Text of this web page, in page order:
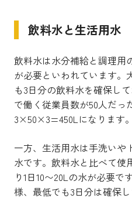
飲料水と生活用水
飲料水は水分補給と調理用
が必要といわれています。
も3日分の飲料水を確保し
で働く従業員数が50人だっ
3×50×3=450Lになります。
一方、生活用水は手洗いや
水です。飲料水と比べて使
り1日10〜20Lの水が必要
様、最低でも3日分は確保し